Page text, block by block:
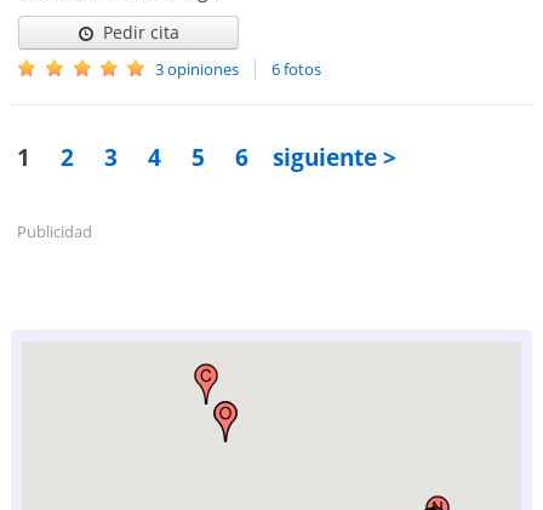
Pedir cita
3 opiniones | 6 fotos
1 2 3 4 5 6 siguiente >
Publicidad